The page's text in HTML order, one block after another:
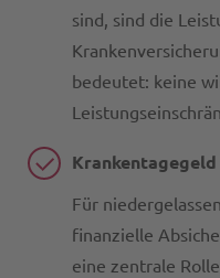
sind, sind die
bedeutet: keine
Für
finanzielle
eine zentrale